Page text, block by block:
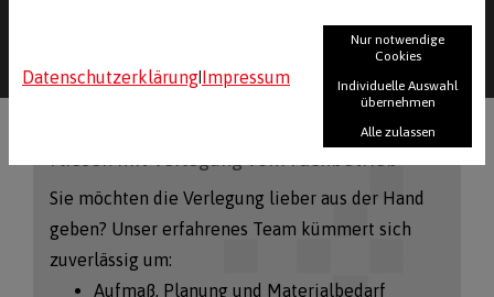
Sie möchten die Verlegung lieber aus der Hand
geben? Unser erfahrenes Team kümmert sich
zuverlässig um:
Aufmaß, Planung und Materialbedarf
Datenschutzerklärung Impressum
Nur notwendige
Cookies
Individuelle Auswahl
übernehmen
Alle zulassen